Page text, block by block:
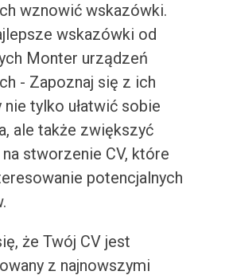
wznowić wskazówki.
wskazówki od
Monter urządzeń
- Zapoznaj się z ich
nie tylko ułatwić sobie
ale także zwiększyć
stworzenie CV, które
potencjalnych
że Twój CV jest
z najnowszymi